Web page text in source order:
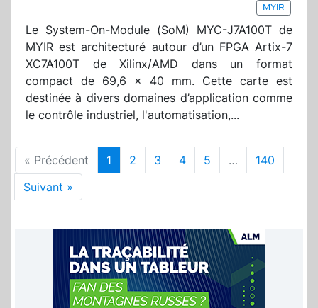
MYIR
Le System-On-Module (SoM) MYC-J7A100T de
MYIR est architecturé autour d’un FPGA Artix-7
XC7A100T de Xilinx/AMD dans un format
compact de 69,6 x 40 mm. Cette carte est
destinée à divers domaines d’application comme
le contrôle industriel, l'automatisation,...
« Précédent 1 2 3 4 5 …
140
Suivant »